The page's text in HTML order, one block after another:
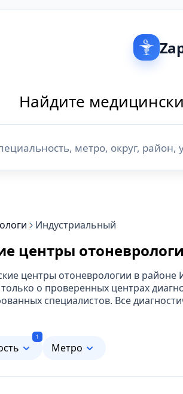
Найдите
Индустриальный
центры
центры отоневрологии в
о проверенных центрах
специалистов. Все
1
Метро